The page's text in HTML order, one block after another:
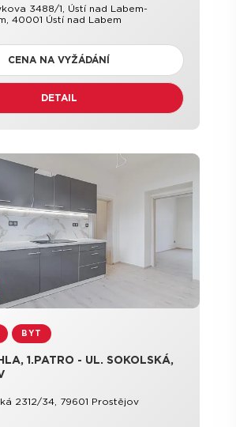
3488/1, Ústí nad Labem-
40001 Ústí nad Labem
CENA NA VYŽÁDÁNÍ
DETAIL
BYT
1.PATRO - UL. SOKOLSKÁ,
2312/34, 79601 Prostějov